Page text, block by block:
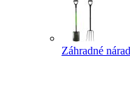
Záhradné